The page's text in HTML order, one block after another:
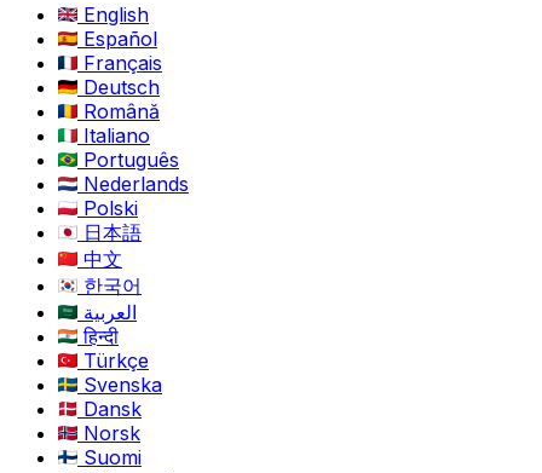
English
Español
Français
Deutsch
Română
Italiano
Português
Nederlands
Polski
日本語
中文
한국어
العربية
हिन्दी
Türkçe
Svenska
Dansk
Norsk
Suomi